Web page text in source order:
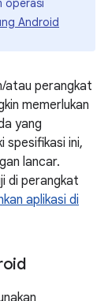
operasi
Android
atau perangkat
memerlukan
yang
spesifikasi ini,
lancar.
di perangkat
aplikasi di